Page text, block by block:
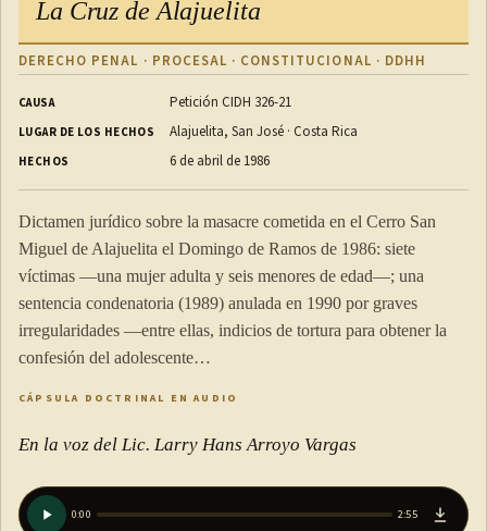
La Cruz de Alajuelita
DERECHO PENAL · PROCESAL · CONSTITUCIONAL · DDHH
CAUSA Petición CIDH 326-21
LUGAR DE LOS HECHOS Alajuelita, San José · Costa Rica
HECHOS 6 de abril de 1986
Dictamen jurídico sobre la masacre cometida en el Cerro San
Miguel de Alajuelita el Domingo de Ramos de 1986: siete
víctimas —una mujer adulta y seis menores de edad—; una
sentencia condenatoria (1989) anulada en 1990 por graves
irregularidades —entre ellas, indicios de tortura para obtener la
confesión del adolescente…
CÁPSULA DOCTRINAL EN AUDIO
En la voz del Lic. Larry Hans Arroyo Vargas
0:00 2:55